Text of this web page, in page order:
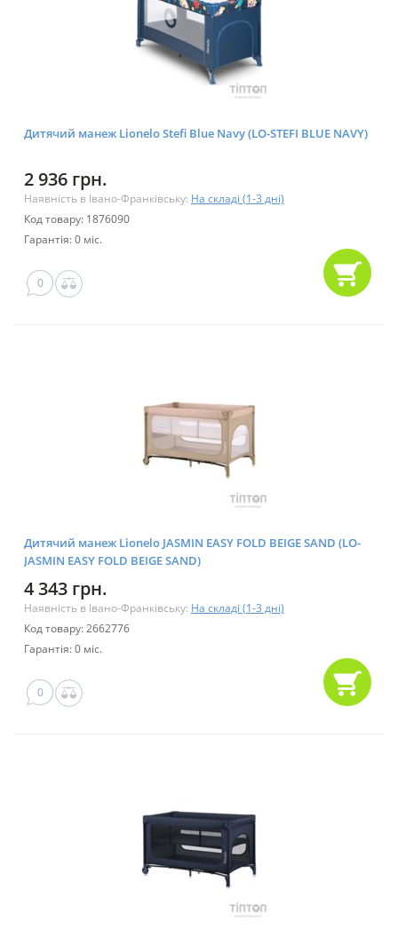
Дитячий манеж Lionelo Stefi Blue Navy (LO-STEFI BLUE NAVY)
2 936 грн.
Наявність в Івано-Франківську: На складі (1-3 дні)
Код товару: 1876090
Гарантія: 0 міс.
0
Дитячий манеж Lionelo JASMIN EASY FOLD BEIGE SAND (LO-
JASMIN EASY FOLD BEIGE SAND)
4 343 грн.
Наявність в Івано-Франківську: На складі (1-3 дні)
Код товару: 2662776
Гарантія: 0 міс.
0